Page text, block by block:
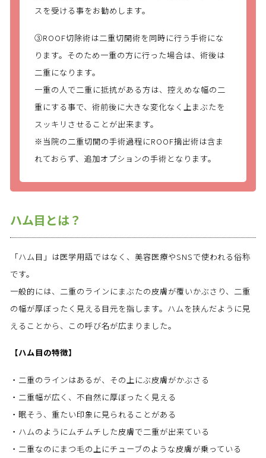
スを受ける事をお勧めします。
③ROOF切除術は二重切開術を同時に行う手術にな
ります。そのため一重の方に行った場合は、術後は
二重になります。
一重の人で二重に抵抗がある方は、控えめな幅の二
重にする事で、術前後に大きな変化なく上まぶたを
スッキリさせることが出来ます。
※当院の二重切開の手術過程にROOF摘出術は含ま
れておらず、追加オプションの手術となります。
ハム目とは？
「ハム目」は医学用語ではなく、美容医療やSNSで使われる俗称
です。
一般的には、二重のラインにまぶたの皮膚が覆いかぶさり、二重
の幅が厚ぼったく見える目元を指します。ハムを挟んだように見
えることから、この呼び名が広まりました。
【ハム目の特徴】
・二重のラインはあるが、その上にぶ皮膚がかぶさる
・二重幅が広く、不自然に厚ぼったく見える
・眠そう、重たい印象に見られることがある
・ハムのようにムチムチした皮膚で二重が出来ている
・二重なのにまつ毛の上にチューブのような皮膚が乗っている